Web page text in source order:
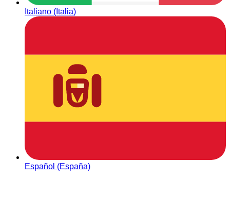
Italiano (Italia)
Español (España)